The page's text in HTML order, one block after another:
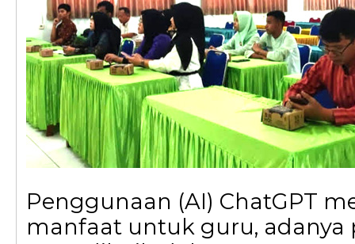
Penggunaan (AI) ChatGPT
manfaat untuk guru, adanya